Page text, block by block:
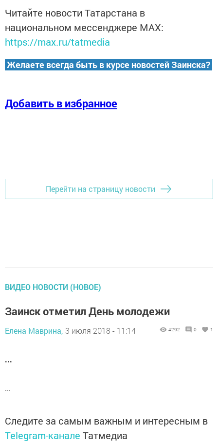
Читайте новости Татарстана в
национальном мессенджере MАХ:
https://max.ru/tatmedia
Желаете всегда быть в курсе новостей Заинска?
Добавить в избранное
Перейти на страницу новости
ВИДЕО НОВОСТИ (НОВОЕ)
Заинск отметил День молодежи
Елена Маврина, 3 июля 2018 - 11:14 4292 0 1
...
...
Следите за самым важным и интересным в
Telegram-канале Татмедиа